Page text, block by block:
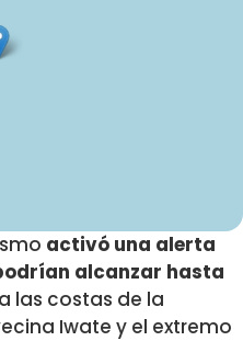
activó una alerta
alcanzar hasta
las costas de la
Iwate y el extremo